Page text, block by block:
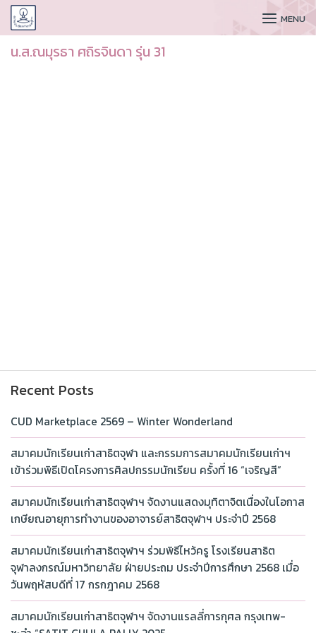
CUDAA MENU
น.ส.ณมุรธา ศถิรจินดา รุ่น 31
Recent Posts
CUD Marketplace 2569 – Winter Wonderland
สมาคมนักเรียนเก่าสาธิตจุฬา และกรรมการสมาคมนักเรียนเก่าฯ
เข้าร่วมพิธีเปิดโครงการศิลปกรรมนักเรียน ครั้งที่ 16 “เจริญสี”
สมาคมนักเรียนเก่าสาธิตจุฬาฯ จัดงานแสดงมุทิตาจิตเนื่องในโอกาส
เกษียณอายุการทำงานของอาจารย์สาธิตจุฬาฯ ประจำปี 2568
สมาคมนักเรียนเก่าสาธิตจุฬาฯ ร่วมพิธีไหว้ครู โรงเรียนสาธิต
จุฬาลงกรณ์มหาวิทยาลัย ฝ่ายประถม ประจำปีการศึกษา 2568 เมื่อ
วันพฤหัสบดีที่ 17 กรกฎาคม 2568
สมาคมนักเรียนเก่าสาธิตจุฬาฯ จัดงานแรลลี่การกุศล กรุงเทพ-